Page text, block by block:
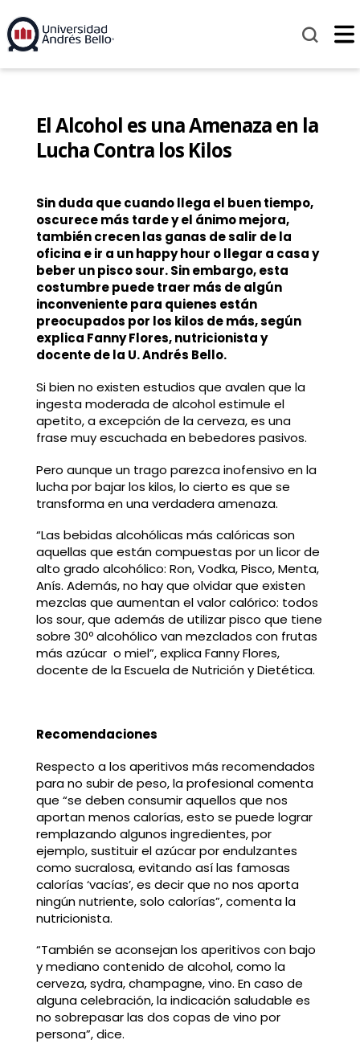
El Alcohol es una Amenaza en la
Lucha Contra los Kilos
Sin duda que cuando llega el buen tiempo,
oscurece más tarde y el ánimo mejora,
también crecen las ganas de salir de la
oficina e ir a un happy hour o llegar a casa y
beber un pisco sour. Sin embargo, esta
costumbre puede traer más de algún
inconveniente para quienes están
preocupados por los kilos de más, según
explica Fanny Flores, nutricionista y
docente de la U. Andrés Bello.
Si bien no existen estudios que avalen que la
ingesta moderada de alcohol estimule el
apetito, a excepción de la cerveza, es una
frase muy escuchada en bebedores pasivos.
Pero aunque un trago parezca inofensivo en la
lucha por bajar los kilos, lo cierto es que se
transforma en una verdadera amenaza.
“Las bebidas alcohólicas más calóricas son
aquellas que están compuestas por un licor de
alto grado alcohólico: Ron, Vodka, Pisco, Menta,
Anís. Además, no hay que olvidar que existen
mezclas que aumentan el valor calórico: todos
los sour, que además de utilizar pisco que tiene
sobre 30º alcohólico van mezclados con frutas
más azúcar o miel”, explica Fanny Flores,
docente de la Escuela de Nutrición y Dietética.
Recomendaciones
Respecto a los aperitivos más recomendados
para no subir de peso, la profesional comenta
que “se deben consumir aquellos que nos
aportan menos calorías, esto se puede lograr
remplazando algunos ingredientes, por
ejemplo, sustituir el azúcar por endulzantes
como sucralosa, evitando así las famosas
calorías ‘vacías’, es decir que no nos aporta
ningún nutriente, solo calorías”, comenta la
nutricionista.
“También se aconsejan los aperitivos con bajo
y mediano contenido de alcohol, como la
cerveza, sydra, champagne, vino. En caso de
alguna celebración, la indicación saludable es
no sobrepasar las dos copas de vino por
persona”, dice.